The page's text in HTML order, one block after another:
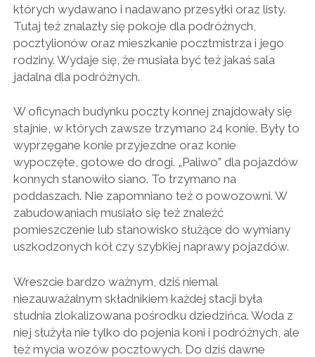
których wydawano i nadawano przesyłki oraz listy.
Tutaj też znalazły się pokoje dla podróżnych,
pocztylionów oraz mieszkanie pocztmistrza i jego
rodziny. Wydaje się, że musiała być też jakaś sala
jadalna dla podróżnych.
W oficynach budynku poczty konnej znajdowały się
stajnie, w których zawsze trzymano 24 konie. Były to
wyprzęgane konie przyjezdne oraz konie
wypoczęte, gotowe do drogi. „Paliwo” dla pojazdów
konnych stanowiło siano. To trzymano na
poddaszach. Nie zapomniano też o powozowni. W
zabudowaniach musiało się też znaleźć
pomieszczenie lub stanowisko służące do wymiany
uszkodzonych kół czy szybkiej naprawy pojazdów.
Wreszcie bardzo ważnym, dziś niemal
niezauważalnym składnikiem każdej stacji była
studnia zlokalizowana pośrodku dziedzińca. Woda z
niej służyła nie tylko do pojenia koni i podróżnych, ale
też mycia wozów pocztowych. Do dziś dawne